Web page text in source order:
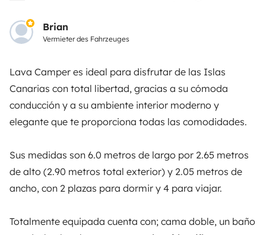
Brian
Vermieter des Fahrzeuges
Lava Camper es ideal para disfrutar de las Islas
Canarias con total libertad, gracias a su cómoda
conducción y a su ambiente interior moderno y
elegante que te proporciona todas las comodidades.
Sus medidas son 6.0 metros de largo por 2.65 metros
de alto (2.90 metros total exterior) y 2.05 metros de
ancho, con 2 plazas para dormir y 4 para viajar.
Totalmente equipada cuenta con; cama doble, un baño
Hilfe für Vermieter
Sichere ZahlungsweisenRatenzahlung
Herunterladen im
Verfügbar auf
Google Play
Blog Kontakt Offene Stellen AGB